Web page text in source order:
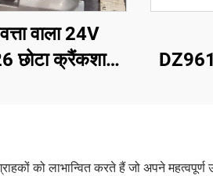
वाला 24V
छोटा क्रैंकशाफ्ट
को लाभान्वित करते हैं जो अपने